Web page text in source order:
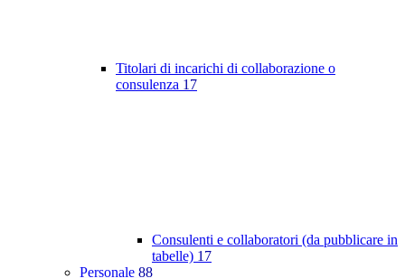
Titolari di incarichi di collaborazione o
consulenza 17
Consulenti e collaboratori (da pubblicare in
tabelle) 17
Personale 88